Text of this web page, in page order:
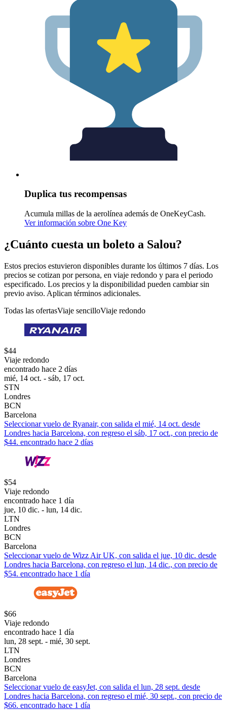
Duplica tus recompensas
Acumula millas de la aerolínea además de OneKeyCash.
Ver información sobre One Key
¿Cuánto cuesta un boleto a Salou?
Estos precios estuvieron disponibles durante los últimos 7 días. Los
precios se cotizan por persona, en viaje redondo y para el periodo
especificado. Los precios y la disponibilidad pueden cambiar sin
previo aviso. Aplican términos adicionales.
Todas las ofertasViaje sencilloViaje redondo
$44
Viaje redondo
encontrado hace 2 días
mié, 14 oct. - sáb, 17 oct.
STN
Londres
BCN
Barcelona
Seleccionar vuelo de Ryanair, con salida el mié, 14 oct. desde
Londres hacia Barcelona, con regreso el sáb, 17 oct., con precio de
$44. encontrado hace 2 días
$54
Viaje redondo
encontrado hace 1 día
jue, 10 dic. - lun, 14 dic.
LTN
Londres
BCN
Barcelona
Seleccionar vuelo de Wizz Air UK, con salida el jue, 10 dic. desde
Londres hacia Barcelona, con regreso el lun, 14 dic., con precio de
$54. encontrado hace 1 día
$66
Viaje redondo
encontrado hace 1 día
lun, 28 sept. - mié, 30 sept.
LTN
Londres
BCN
Barcelona
Seleccionar vuelo de easyJet, con salida el lun, 28 sept. desde
Londres hacia Barcelona, con regreso el mié, 30 sept., con precio de
$66. encontrado hace 1 día